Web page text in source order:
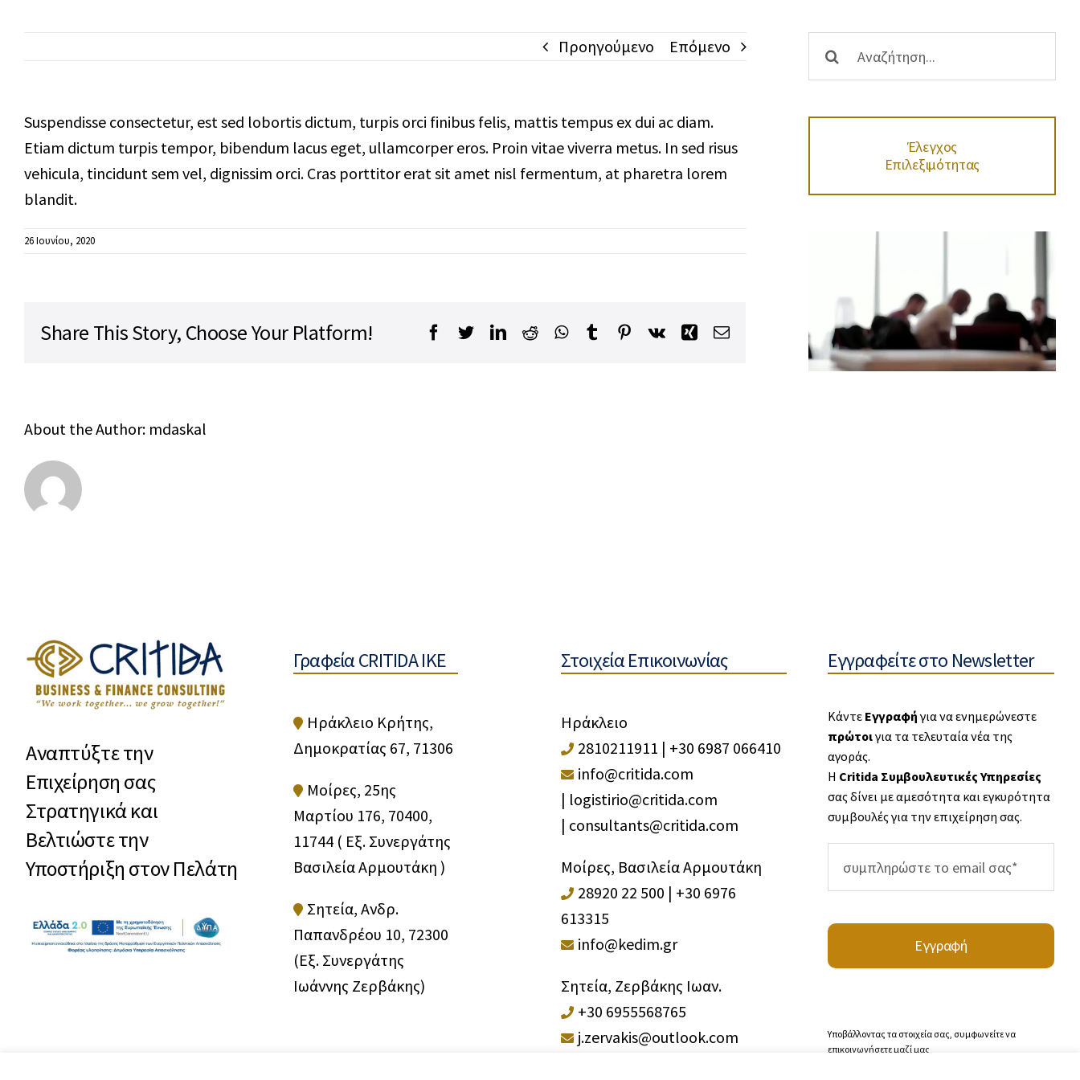
Έκδοση Δανείων Επιχειρήσεων
Κόκκινα Δάνεια
Εθνικό Ταμείο Επιχειρηματικότητας &
Ανάπτυξης ΕΤΕΑΝ
Προηγούμενο Επόμενο
Suspendisse consectetur, est sed lobortis dictum, turpis orci finibus felis, mattis tempus ex dui ac diam.
Etiam dictum turpis tempor, bibendum lacus eget, ullamcorper eros. Proin vitae viverra metus. In sed risus
vehicula, tincidunt sem vel, dignissim orci. Cras porttitor erat sit amet nisl fermentum, at pharetra lorem
blandit.
26 Ιουνίου, 2020
Share This Story, Choose Your Platform! Facebook
TwitterLinkedIn
RedditWhatsApp
TumblrPinterest
Vk XingEmail
About the Author: mdaskal
Έλεγχος
Επιλεξιμότητας
Αναπτύξτε την
Επιχείρηση σας
Στρατηγικά και
Βελτιώστε την
Υποστήριξη στον Πελάτη
Γραφεία CRITIDA IKE
Ηράκλειο Κρήτης,
Δημοκρατίας 67, 71306
Μοίρες, 25ης
Μαρτίου 176, 70400,
11744 ( Εξ. Συνεργάτης
Βασιλεία Αρμουτάκη )
Σητεία, Ανδρ.
Παπανδρέου 10, 72300
(Εξ. Συνεργάτης
Ιωάννης Ζερβάκης)
Στοιχεία Επικοινωνίας
Ηράκλειο
2810211911 | +30 6987 066410
info@critida.com
| logistirio@critida.com
| consultants@critida.com
Μοίρες, Βασιλεία Αρμουτάκη
28920 22 500 | +30 6976
613315
info@kedim.gr
Σητεία, Ζερβάκης Ιωαν.
+30 6955568765
j.zervakis@outlook.com
Εγγραφείτε στο Newsletter
Κάντε Εγγραφήγια να ενημερώνεστε
πρώτοιγια τα τελευταία νέα της
αγοράς.
Η Critida Συμβουλευτικές Υπηρεσίες
σας δίνει με αμεσότητα και εγκυρότητα
συμβουλές για την επιχείρηση σας.
Εγγραφή
Υποβάλλοντας τα στοιχεία σας, συμφωνείτε να
επικοινωνήσετε μαζί μας